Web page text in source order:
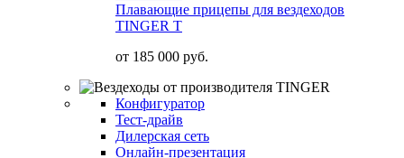
Плавающие прицепы для вездеходов
TINGER T
от 185 000 руб.
Конфигуратор
Тест-драйв
Дилерская сеть
Онлайн-презентация